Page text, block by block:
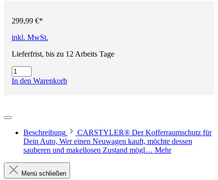
299,99 €*
inkl. MwSt.
Lieferfrist, bis zu 12 Arbeits Tage
In den Warenkorb
Beschreibung
CARSTYLER® Der Kofferraumschutz für
Dein Auto, Wer einen Neuwagen kauft, möchte dessen
sauberen und makellosen Zustand mögl… Mehr
Menü schließen